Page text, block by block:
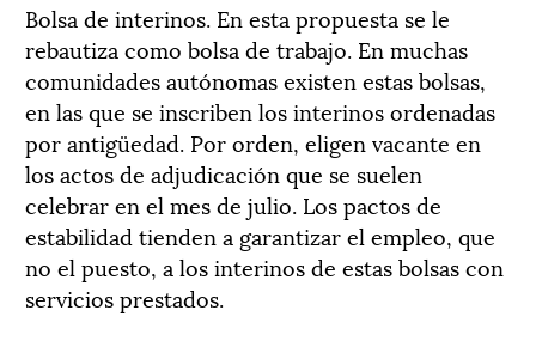
Bolsa de interinos. En esta propuesta se le
rebautiza como bolsa de trabajo. En muchas
comunidades autónomas existen estas bolsas,
en las que se inscriben los interinos ordenadas
por antigüedad. Por orden, eligen vacante en
los actos de adjudicación que se suelen
celebrar en el mes de julio. Los pactos de
estabilidad tienden a garantizar el empleo, que
no el puesto, a los interinos de estas bolsas con
servicios prestados.